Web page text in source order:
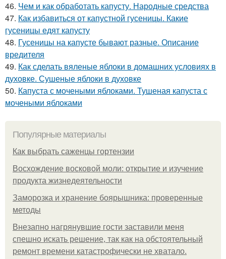
46. Чем и как обработать капусту. Народные средства
47. Как избавиться от капустной гусеницы. Какие
гусеницы едят капусту
48. Гусеницы на капусте бывают разные. Описание
вредителя
49. Как сделать вяленые яблоки в домашних условиях в
духовке. Сушеные яблоки в духовке
50. Капуста с мочеными яблоками. Тушеная капуста с
мочеными яблоками
Популярные материалы
Как выбрать саженцы гортензии
Восхождение восковой моли: открытие и изучение
продукта жизнедеятельности
Заморозка и хранение боярышника: проверенные
методы
Внезапно нагрянувшие гости заставили меня
спешно искать решение, так как на обстоятельный
ремонт времени катастрофически не хватало.